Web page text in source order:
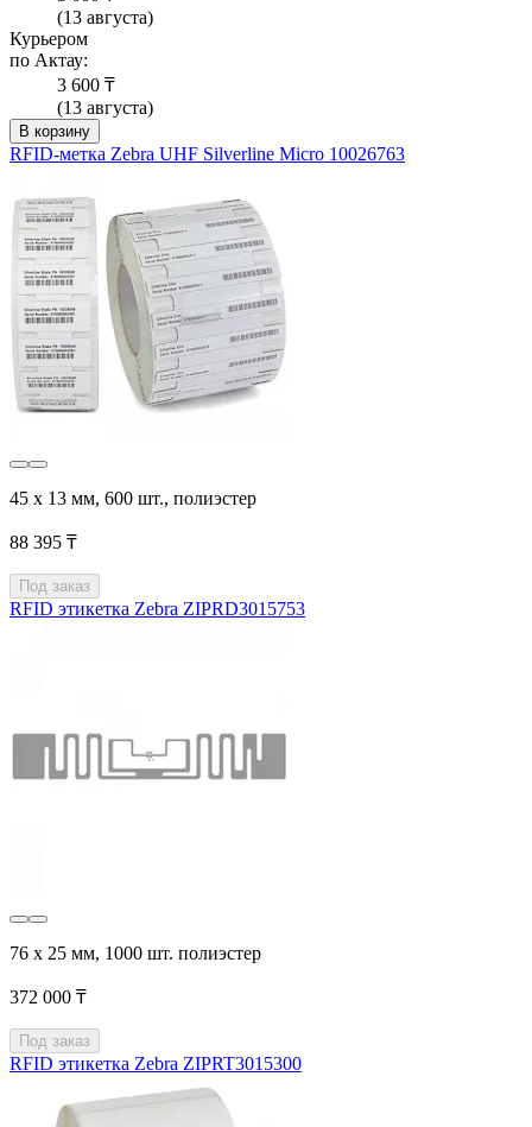
(13 августа)
Курьером
по Актау:
3 600 ₸
(13 августа)
В корзину
RFID-метка Zebra UHF Silverline Micro 10026763
45 х 13 мм, 600 шт., полиэстер
88 395 ₸
Под заказ
RFID этикетка Zebra ZIPRD3015753
76 х 25 мм, 1000 шт. полиэстер
372 000 ₸
Под заказ
RFID этикетка Zebra ZIPRT3015300